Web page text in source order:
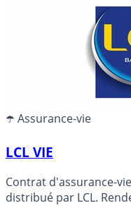
bonus permettent de
☂️ Assurance-vie
LCL VIE
Contrat d'assurance-vie
distribué par LCL.